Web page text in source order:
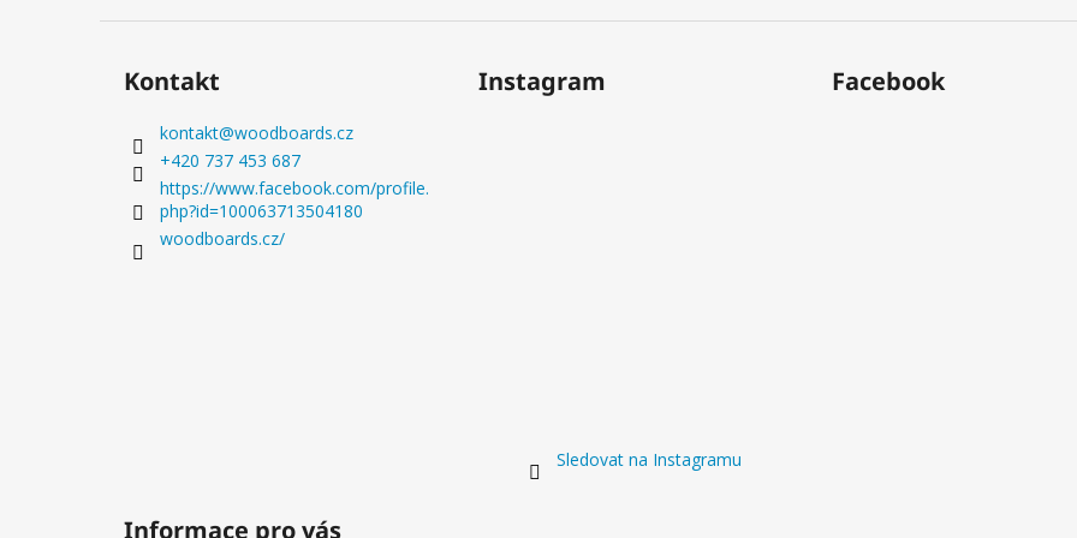
Kontakt
kontakt@woodboards.cz
+420 737 453 687
https://www.facebook.com/profile.
php?id=100063713504180
woodboards.cz/
Instagram
Sledovat na Instagramu
Facebook
Informace pro vás